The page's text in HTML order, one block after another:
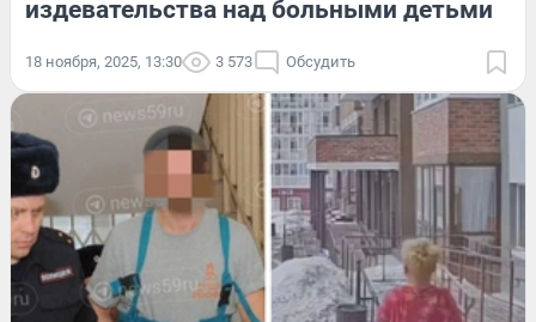
издевательства над больными детьми
18 ноября, 2025, 13:30 3 573 Обсудить